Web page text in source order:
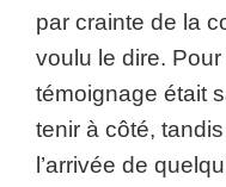
par crainte de la
voulu le dire.
témoignage était
tenir à côté,
l’arrivée de